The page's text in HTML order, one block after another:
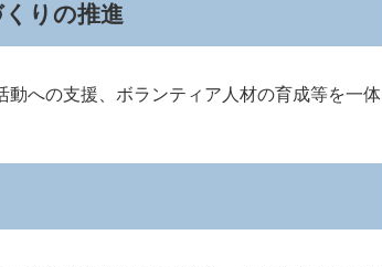
りの推進
への支援、ボランティア人材の育成等を一体